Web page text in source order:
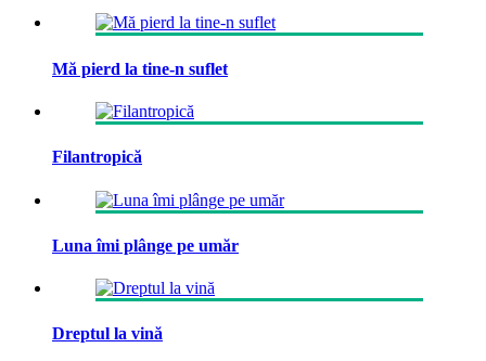
Mă pierd la tine-n suflet
Filantropică
Luna îmi plânge pe umăr
Dreptul la vină